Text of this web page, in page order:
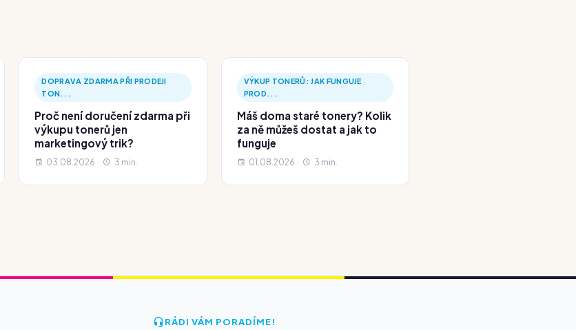
DOPRAVA ZDARMA PŘI PRODEJI
TON...
Proč není doručení zdarma při
výkupu tonerů jen
marketingový trik?
03.08.2026 · 3 min.
VÝKUP TONERŮ: JAK FUNGUJE
PROD...
Máš doma staré tonery? Kolik
za ně můžeš dostat a jak to
funguje
01.08.2026 · 3 min.
RÁDI VÁM PORADÍME!